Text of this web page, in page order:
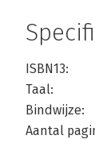
ISBN13:
Taal:
Bindwijze:
Aantal